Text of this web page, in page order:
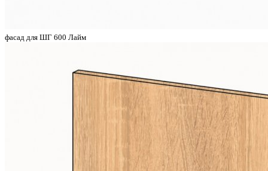
фасад для ШГ 600 Лайм